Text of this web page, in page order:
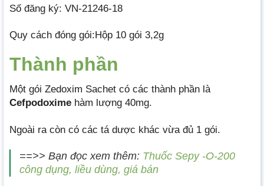
Số đăng ký: VN-21246-18
Quy cách đóng gói:Hộp 10 gói 3,2g
Thành phần
Một gói Zedoxim Sachet có các thành phần là
Cefpodoxime hàm lượng 40mg.
Ngoài ra còn có các tá dược khác vừa đủ 1 gói.
==>> Bạn đọc xem thêm: Thuốc Sepy -O-200
công dụng, liều dùng, giá bán